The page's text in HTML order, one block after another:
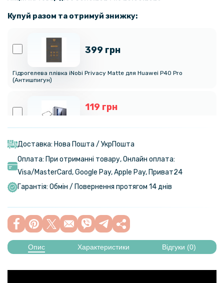
Купуй разом та отримуй знижку:
399 грн
Гідрогелева плівка iNobi Privacy Matte для Huawei P40 Pro
(Антишпигун)
119 грн
Huawei P40 Pro
159 грн
199 грн
Transparent
159 грн
199 грн
для Huawei P40 Pro (3 шт.) Transparent
Доставка: Нова Пошта / УкрПошта
Оплата: При отриманні товару, Онлайн оплата:
Visa/MasterСard, Google Pay, Apple Pay, Приват24
Гарантія: Обмін / Повернення протягом 14 днів
Опис Характеристики Відгуки (0)